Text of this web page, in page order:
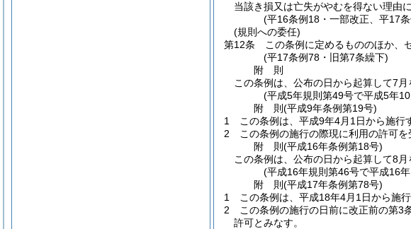
当該き損又は亡失がやむを得ない理由
(平16条例18・一部改正、平17
(規則への委任)
第12条
この条例に定めるもののほか、
(平17条例78・旧第7条繰下)
附 則
この条例は、公布の日から起算して7
(平成5年規則第49号で平成5年
附 則(平成9年条例第19号)
1
この条例は、平成9年4月1日から施行
2
この条例の施行の際現に利用の許可
附 則(平成16年条例第18号)
この条例は、公布の日から起算して8
(平成16年規則第46号で平成16
附 則(平成17年条例第78号)
1
この条例は、平成18年4月1日から施行
2
この条例の施行の日前に改正前の第3
許可とみなす。